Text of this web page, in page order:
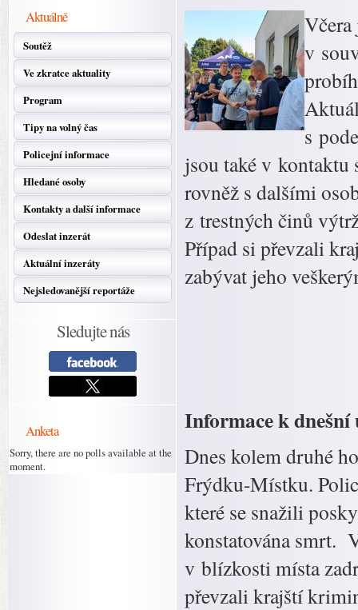
Aktuálně
Soutěž
Ve zkratce aktuality
Program
Tipy na volný čas
Policejní informace
Hledané osoby
Kontakty a další informace
Odeslat inzerát
Aktuální inzeráty
Nejsledovanější reportáže
Sledujte nás
Anketa
Sorry, there are no polls available at the
moment.
v
s
jsou také v kontaktu
rovněž s dalšími
z trestných činů
Případ si převzali
zabývat jeho
Informace k
Dnes kolem druhé
Frýdku-Místku.
které se snažili
konstatována smrt.
v blízkosti místa
převzali krajští